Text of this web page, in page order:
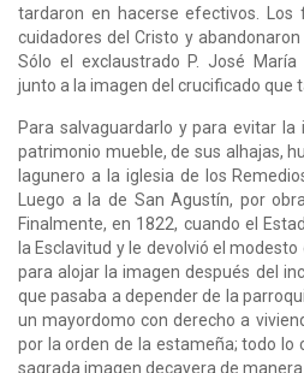
tardaron en hacerse efectivos. Los
cuidadores del Cristo y abandonaron
Sólo el exclaustrado P. José
junto a la imagen del crucificado que
Para salvaguardarlo y para evitar
patrimonio mueble, de sus alhajas,
lagunero a la iglesia de los
Luego a la de San Agustín, por
Finalmente, en 1822, cuando el
la Esclavitud y le devolvió el
para alojar la imagen después del
que pasaba a depender de la
un mayordomo con derecho a
por la orden de la estameña; todo lo
sagrada imagen decayera de manera